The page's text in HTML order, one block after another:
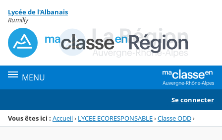
Menu de la rubrique
Contenu
Lycée de l'Albanais
Rumilly
MENU
Se connecter
Vous êtes ici : Accueil› LYCEE ECORESPONSABLE›Classe ODD›